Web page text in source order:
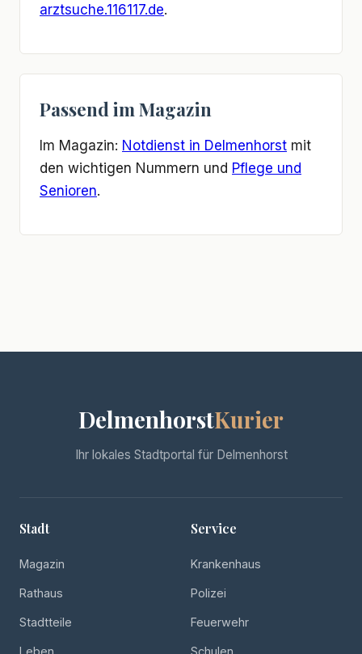
arztsuche.116117.de.
Passend im Magazin
Im Magazin: Notdienst in Delmenhorst mit
den wichtigen Nummern und Pflege und
Senioren.
DelmenhorstKurier
Ihr lokales Stadtportal für Delmenhorst
Stadt
Magazin
Rathaus
Stadtteile
Leben
Service
Krankenhaus
Polizei
Feuerwehr
Schulen